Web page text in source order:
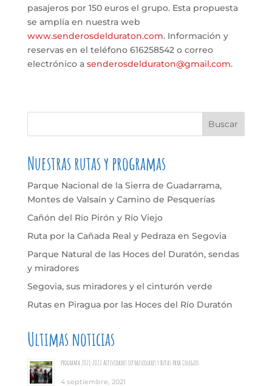
pasajeros por 150 euros el grupo. Esta propuesta
se amplía en nuestra web
www.senderosdelduraton.com. Información y
reservas en el teléfono 616258542 o correo
electrónico a senderosdelduraton@gmail.com.
Nuestras rutas y programas
Parque Nacional de la Sierra de Guadarrama,
Montes de Valsaín y Camino de Pesquerías
Cañón del Río Pirón y Río Viejo
Ruta por la Cañada Real y Pedraza en Segovia
Parque Natural de las Hoces del Duratón, sendas
y miradores
Segovia, sus miradores y el cinturón verde
Rutas en Piragua por las Hoces del Río Duratón
Ultimas noticias
Programa 2021-2022 Actividades Extraescolares y Rutas para Colegios
4 septiembre, 2021